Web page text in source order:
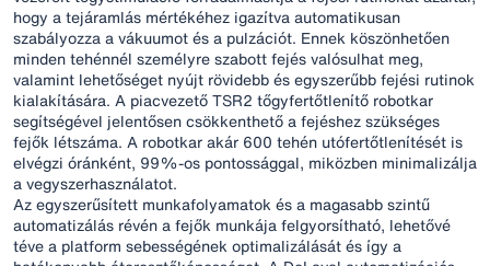
hogy a tejáramlás mértékéhez igazítva automatikusan
szabályozza a vákuumot és a pulzációt. Ennek köszönhetően
minden tehénnél személyre szabott fejés valósulhat meg,
valamint lehetőséget nyújt rövidebb és egyszerűbb fejési rutinok
kialakítására. A piacvezető TSR2 tőgyfertőtlenítő robotkar
segítségével jelentősen csökkenthető a fejéshez szükséges
fejők létszáma. A robotkar akár 600 tehén utófertőtlenítését is
elvégzi óránként, 99%-os pontossággal, miközben minimalizálja
a vegyszerhasználatot.
Az egyszerűsített munkafolyamatok és a magasabb szintű
automatizálás révén a fejők munkája felgyorsítható, lehetővé
téve a platform sebességének optimalizálását és így a